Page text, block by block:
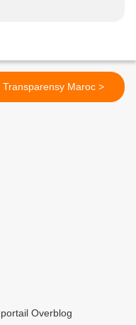
Transparensy Maroc >
Overblog